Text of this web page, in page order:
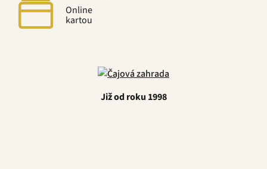
Online
kartou
Již od roku 1998